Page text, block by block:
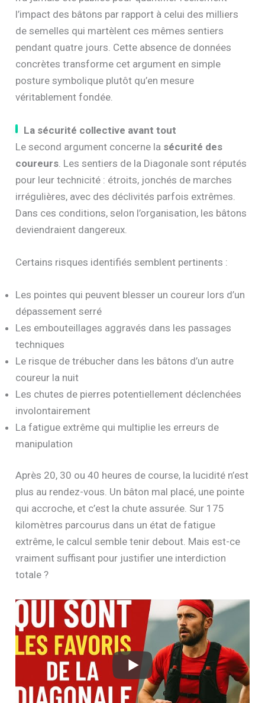
l’impact des bâtons par rapport à celui des milliers
de semelles qui martèlent ces mêmes sentiers
pendant quatre jours. Cette absence de données
concrètes transforme cet argument en simple
posture symbolique plutôt qu’en mesure
véritablement fondée.
La sécurité collective avant tout
Le second argument concerne la sécurité des
coureurs . Les sentiers de la Diagonale sont réputés
pour leur technicité : étroits, jonchés de marches
irrégulières, avec des déclivités parfois extrêmes.
Dans ces conditions, selon l’organisation, les bâtons
deviendraient dangereux.
Certains risques identifiés semblent pertinents :
Les pointes qui peuvent blesser un coureur lors d’un
dépassement serré
Les embouteillages aggravés dans les passages
techniques
Le risque de trébucher dans les bâtons d’un autre
coureur la nuit
Les chutes de pierres potentiellement déclenchées
involontairement
La fatigue extrême qui multiplie les erreurs de
manipulation
Après 20, 30 ou 40 heures de course, la lucidité n’est
plus au rendez-vous. Un bâton mal placé, une pointe
qui accroche, et c’est la chute assurée. Sur 175
kilomètres parcourus dans un état de fatigue
extrême, le calcul semble tenir debout. Mais est-ce
vraiment suffisant pour justifier une interdiction
totale ?